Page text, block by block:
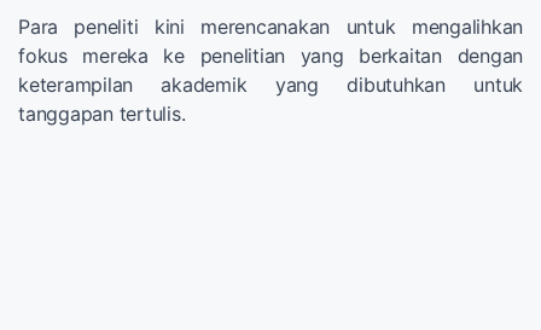
Para peneliti kini merencanakan untuk mengalihkan
fokus mereka ke penelitian yang berkaitan dengan
keterampilan akademik yang dibutuhkan untuk
tanggapan tertulis.